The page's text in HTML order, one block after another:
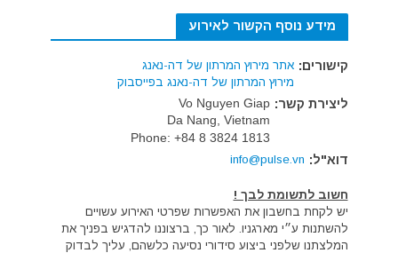
מידע נוסף הקשור לאירוע
קישורים: אתר מירוץ המרתון של דה-נאנג
מירוץ המרתון של דה-נאנג בפייסבוק
ליצירת קשר: Vo Nguyen Giap
Da Nang, Vietnam
Phone: +84 8 3824 1813
דוא"ל: info@pulse.vn
חשוב לתשומת לבך !
יש לקחת בחשבון את האפשרות שפרטי האירוע עשויים
להשתנות ע״י מארגניו. לאור כך, ברצוננו להדגיש בפניך את
המלצתנו שלפני ביצוע סידורי נסיעה כלשהם, עליך לבדוק